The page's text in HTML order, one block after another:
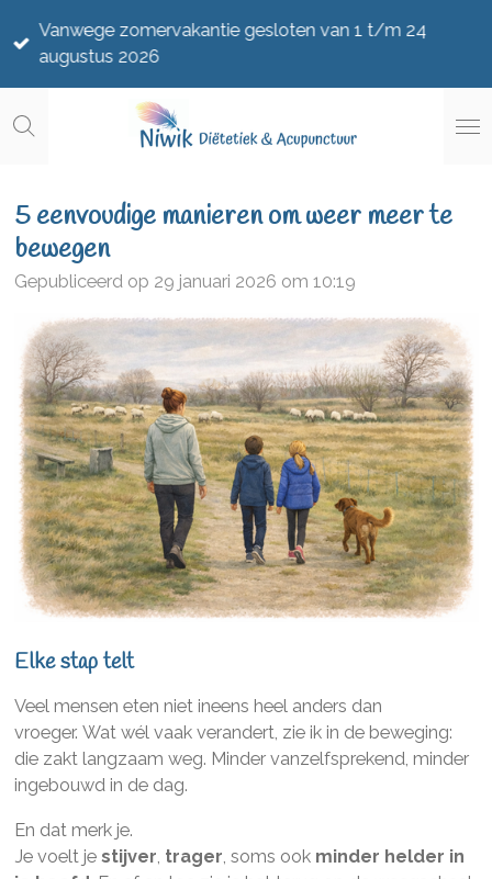
direct
hoofdinhoud
Vanwege zomervakantie gesloten van 1 t/m 24
augustus 2026
5 eenvoudige manieren om weer meer te
bewegen
Gepubliceerd op 29 januari 2026 om 10:19
Elke stap telt
Veel mensen eten niet ineens heel anders dan
vroeger. Wat wél vaak verandert, zie ik in de beweging:
die zakt langzaam weg. Minder vanzelfsprekend, minder
ingebouwd in de dag.
En dat merk je.
Je voelt je stijver trager , soms ook minder helder in